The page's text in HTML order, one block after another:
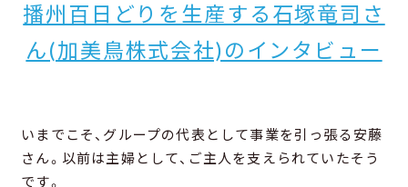
播州百日どりを生産する石塚竜司さ
ん(加美鳥株式会社)のインタビュー
いまでこそ、グループの代表として事業を引っ張る安藤
さん。以前は主婦として、ご主人を支えられていたそう
です。